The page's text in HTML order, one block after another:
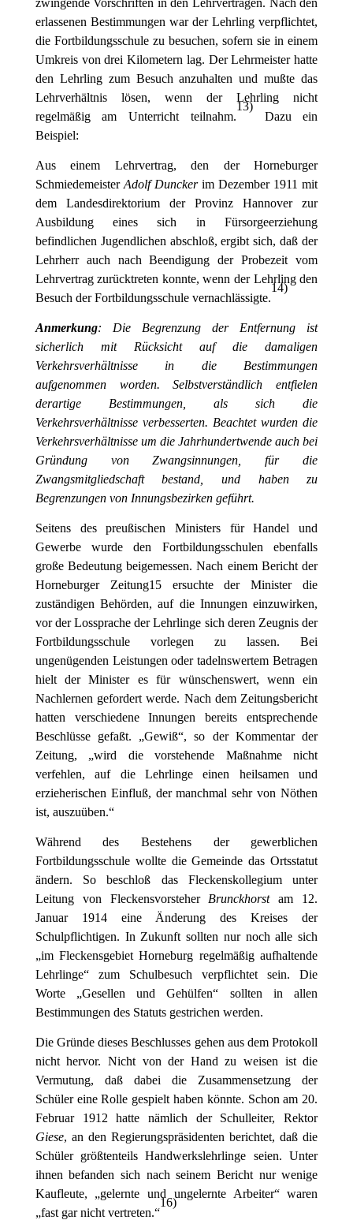
zwingende Vorschriften in den Lehrverträgen. Nach den
erlassenen Bestimmungen war der Lehrling verpflichtet,
die Fortbildungsschule zu besuchen, sofern sie in einem
Umkreis von drei Kilometern lag. Der Lehrmeister hatte
den Lehrling zum Besuch anzuhalten und mußte das
Lehrverhältnis lösen, wenn der Lehrling nicht
regelmäßig am Unterricht teilnahm.
13)
Dazu ein
Beispiel:
Aus einem Lehrvertrag, den der Horneburger
Schmiedemeister Adolf Dunckerim Dezember 1911 mit
dem Landesdirektorium der Provinz Hannover zur
Ausbildung eines sich in Fürsorgeerziehung
befindlichen Jugendlichen abschloß, ergibt sich, daß der
Lehrherr auch nach Beendigung der Probezeit vom
Lehrvertrag zurücktreten konnte, wenn der Lehrling den
Besuch der Fortbildungsschule vernachlässigte.
14)
Anmerkung: Die Begrenzung der Entfernung ist
sicherlich mit Rücksicht auf die damaligen
Verkehrsverhältnisse in die Bestimmungen
aufgenommen worden. Selbstverständlich entfielen
derartige Bestimmungen, als sich die
Verkehrsverhältnisse verbesserten. Beachtet wurden die
Verkehrsverhältnisse um die Jahrhundertwende auch bei
Gründung von Zwangsinnungen, für die
Zwangsmitgliedschaft bestand, und haben zu
Begrenzungen von Innungsbezirken geführt.
Seitens des preußischen Ministers für Handel und
Gewerbe wurde den Fortbildungsschulen ebenfalls
große Bedeutung beigemessen. Nach einem Bericht der
Horneburger Zeitung15 ersuchte der Minister die
zuständigen Behörden, auf die Innungen einzuwirken,
vor der Lossprache der Lehrlinge sich deren Zeugnis der
Fortbildungsschule vorlegen zu lassen. Bei
ungenügenden Leistungen oder tadelnswertem Betragen
hielt der Minister es für wünschenswert, wenn ein
Nachlernen gefordert werde. Nach dem Zeitungsbericht
hatten verschiedene Innungen bereits entsprechende
Beschlüsse gefaßt. „Gewiß“, so der Kommentar der
Zeitung, „wird die vorstehende Maßnahme nicht
verfehlen, auf die Lehrlinge einen heilsamen und
erzieherischen Einfluß, der manchmal sehr von Nöthen
ist, auszuüben.“
Während des Bestehens der gewerblichen
Fortbildungsschule wollte die Gemeinde das Ortsstatut
ändern. So beschloß das Fleckenskollegium unter
Leitung von Fleckensvorsteher Brunckhorstam 12.
Januar 1914 eine Änderung des Kreises der
Schulpflichtigen. In Zukunft sollten nur noch alle sich
„im Fleckensgebiet Horneburg regelmäßig aufhaltende
Lehrlinge“ zum Schulbesuch verpflichtet sein. Die
Worte „Gesellen und Gehülfen“ sollten in allen
Bestimmungen des Statuts gestrichen werden.
Die Gründe dieses Beschlusses gehen aus dem Protokoll
nicht hervor. Nicht von der Hand zu weisen ist die
Vermutung, daß dabei die Zusammensetzung der
Schüler eine Rolle gespielt haben könnte. Schon am 20.
Februar 1912 hatte nämlich der Schulleiter, Rektor
Giese, an den Regierungspräsidenten berichtet, daß die
Schüler größtenteils Handwerkslehrlinge seien. Unter
ihnen befanden sich nach seinem Bericht nur wenige
Kaufleute, „gelernte und ungelernte Arbeiter“ waren
„fast gar nicht vertreten.“
16)